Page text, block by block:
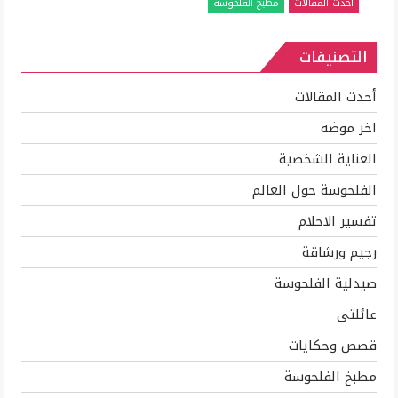
جزء
مغلقة
التصنيفات
أحدث المقالات
اخر موضه
العناية الشخصية
الفلحوسة حول العالم
تفسير الاحلام
رجيم ورشاقة
صيدلية الفلحوسة
عائلتى
قصص وحكايات
مطبخ الفلحوسة